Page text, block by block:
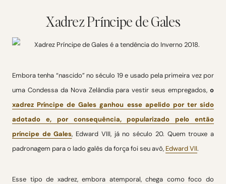
Xadrez Príncipe de Gales
Embora tenha “nascido” no século 19 e usado pela primeira vez por
uma Condessa da Nova Zelândia para vestir seus empregados, o
xadrez Príncipe de Gales ganhou esse apelido por ter sido
adotado e, por consequência, popularizado pelo então
príncipe de Gales, Edward VIII, já no século 20. Quem trouxe a
padronagem para o lado galês da força foi seu avô, Edward VII.
Esse tipo de xadrez, embora atemporal, chega como foco do